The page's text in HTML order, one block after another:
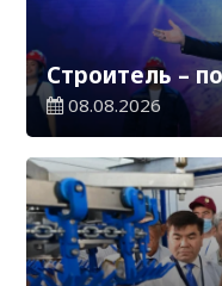
Строитель –
08.08.2026